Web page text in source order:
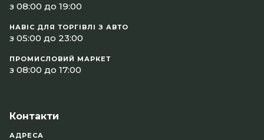
з 08:00 до 19:00
НАВІС ДЛЯ ТОРГІВЛІ З АВТО
з 05:00 до 23:00
ПРОМИСЛОВИЙ МАРКЕТ
з 08:00 до 17:00
Контакти
АДРЕСА